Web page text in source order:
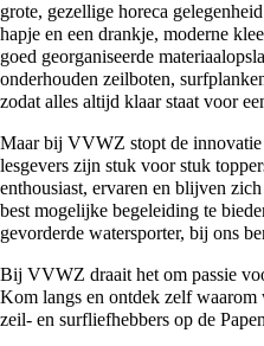
grote, gezellige horeca
hapje en een drankje, moderne
goed georganiseerde
onderhouden zeilboten,
zodat alles altijd klaar staat voor
Maar bij VVWZ stopt de
lesgevers zijn stuk voor stuk
enthousiast, ervaren en blijven
best mogelijke begeleiding te
gevorderde watersporter, bij ons
Bij VVWZ draait het om passie
Kom langs en ontdek zelf
zeil- en surfliefhebbers op de